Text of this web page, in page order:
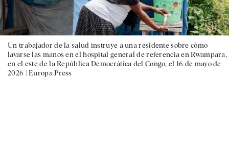
Un trabajador de la salud instruye a una residente sobre cómo
lavarse las manos en el hospital general de referencia en Rwampara,
en el este de la República Democrática del Congo, el 16 de mayo de
2026 |Europa Press